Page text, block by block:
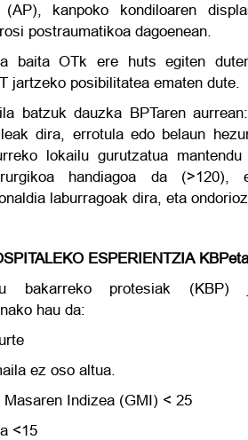
(AP), kanpoko kondiloaren
postraumatikoa dagoenean.
baita OTk ere huts egiten
jartzeko posibilitatea ematen dute.
batzuk dauzka BPTaren
dira, errotula edo belaun
lokailu gurutzatua
handiagoa da (>120),
laburragoak dira, eta
ESPERIENTZIA
bakarreko protesiak
hau da:
ez oso altua.
Indizea (GMI) < 25
<15